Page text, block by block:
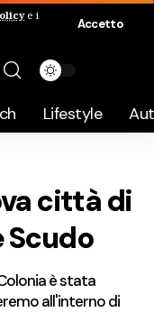
e i
Accetto
Lifestyle
città di
Scudo
è stata
all'interno di